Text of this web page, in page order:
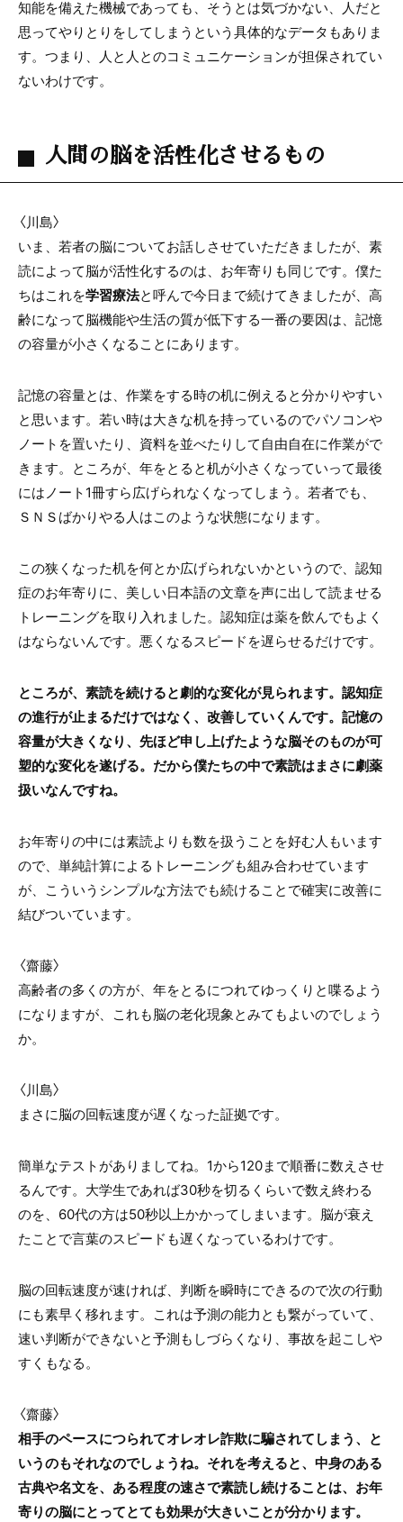
知能を備えた機械であっても、そうとは気づかない、人だと
思ってやりとりをしてしまうという具体的なデータもありま
す。つまり、人と人とのコミュニケーションが担保されてい
ないわけです。
人間の脳を活性化させるもの
〈川島〉
いま、若者の脳についてお話しさせていただきましたが、素
読によって脳が活性化するのは、お年寄りも同じです。僕た
ちはこれを学習療法と呼んで今日まで続けてきましたが、高
齢になって脳機能や生活の質が低下する一番の要因は、記憶
の容量が小さくなることにあります。
記憶の容量とは、作業をする時の机に例えると分かりやすい
と思います。若い時は大きな机を持っているのでパソコンや
ノートを置いたり、資料を並べたりして自由自在に作業がで
きます。ところが、年をとると机が小さくなっていって最後
にはノート1冊すら広げられなくなってしまう。若者でも、
ＳＮＳばかりやる人はこのような状態になります。
この狭くなった机を何とか広げられないかというので、認知
症のお年寄りに、美しい日本語の文章を声に出して読ませる
トレーニングを取り入れました。認知症は薬を飲んでもよく
はならないんです。悪くなるスピードを遅らせるだけです。
ところが、素読を続けると劇的な変化が見られます。認知症
の進行が止まるだけではなく、改善していくんです。記憶の
容量が大きくなり、先ほど申し上げたような脳そのものが可
塑的な変化を遂げる。だから僕たちの中で素読はまさに劇薬
扱いなんですね。
お年寄りの中には素読よりも数を扱うことを好む人もいます
ので、単純計算によるトレーニングも組み合わせています
が、こういうシンプルな方法でも続けることで確実に改善に
結びついています。
〈齋藤〉
高齢者の多くの方が、年をとるにつれてゆっくりと喋るよう
になりますが、これも脳の老化現象とみてもよいのでしょう
か。
〈川島〉
まさに脳の回転速度が遅くなった証拠です。
簡単なテストがありましてね。1から120まで順番に数えさせ
るんです。大学生であれば30秒を切るくらいで数え終わる
のを、60代の方は50秒以上かかってしまいます。脳が衰え
たことで言葉のスピードも遅くなっているわけです。
脳の回転速度が速ければ、判断を瞬時にできるので次の行動
にも素早く移れます。これは予測の能力とも繋がっていて、
速い判断ができないと予測もしづらくなり、事故を起こしや
すくもなる。
〈齋藤〉
相手のペースにつられてオレオレ詐欺に騙されてしまう、と
いうのもそれなのでしょうね。それを考えると、中身のある
古典や名文を、ある程度の速さで素読し続けることは、お年
寄りの脳にとってとても効果が大きいことが分かります。